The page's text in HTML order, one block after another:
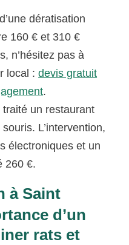
dératisation
160 € et 310 €
n’hésitez pas à
local :devis gratuit
.
un restaurant
L’intervention,
électroniques et un
260 €.
à Saint
d’un
rats et